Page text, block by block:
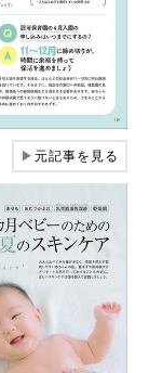
▶元記事を見る